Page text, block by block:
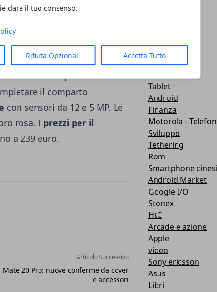
dare il tuo consenso.
Rifiuta Opzionali Accetta Tutto
chip. La RAM può
è di 32 o di 64 GB e
è da 4000 mAh e
fotografico è
con sensori rispettivamente
il comparto
con sensori da 12 e 5 MP. Le
rosa. I prezzi per il
a 239 euro.
Articolo Successivo
Mate 20 Pro: nuove conferme da cover
e accessori
Cardboard VR
Firmware
Tablet
Android
Finanza
Motorola -
Sviluppo
Tethering
Rom
Smartphone cinesi
Android Market
Google I/O
Stonex
HtC
Arcade e azione
Apple
video
Sony ericsson
Asus
Libri